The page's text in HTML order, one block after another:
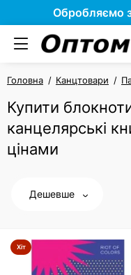
Обробляємо
Головна Канцтовари
Купити
канцелярські
цінами
Дешевше
Хіт